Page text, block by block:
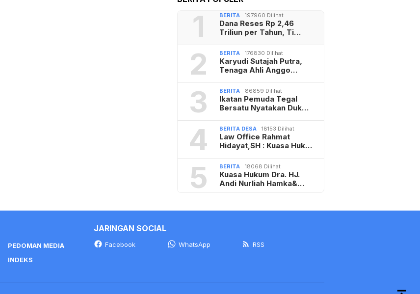
1 BERITA 197960 Dilihat
Dana Reses Rp 2,46
Triliun per Tahun, Ti…
2 BERITA 176830 Dilihat
Karyudi Sutajah Putra,
Tenaga Ahli Anggo…
3 BERITA 86859 Dilihat
Ikatan Pemuda Tegal
Bersatu Nyatakan Duk…
4 BERITA DESA 18153 Dilihat
Law Office Rahmat
Hidayat,SH : Kuasa Huk…
5 BERITA 18068 Dilihat
Kuasa Hukum Dra. HJ.
Andi Nurliah Hamka&…
PEDOMAN MEDIA
INDEKS
JARINGAN SOCIAL
Facebook WhatsApp RSS